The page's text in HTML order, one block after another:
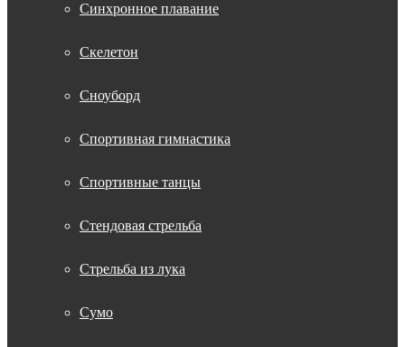
Синхронное плавание
Скелетон
Сноуборд
Спортивная гимнастика
Спортивные танцы
Стендовая стрельба
Стрельба из лука
Сумо